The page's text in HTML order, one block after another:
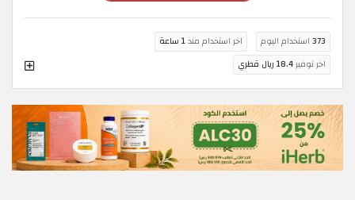
373 استخدام اليوم اخر استخدام منذ1 ساعة
اخر توفير18.4 ريال قطري